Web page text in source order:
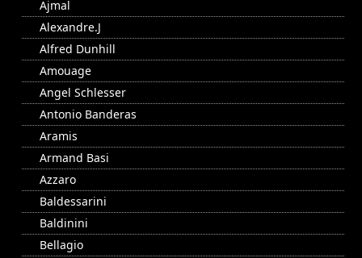
Ajmal
Alexandre.J
Alfred Dunhill
Amouage
Angel Schlesser
Antonio Banderas
Aramis
Armand Basi
Azzaro
Baldessarini
Baldinini
Bellagio